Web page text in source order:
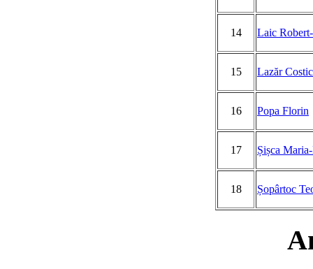
14 Laic
15 Lazăr
16 Popa Florin
17 Șișca
18 Șopârtoc